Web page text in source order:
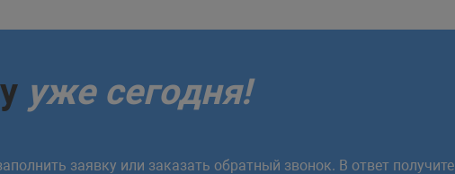
уже сегодня!
заявку или заказать обратный звонок. В ответ получите